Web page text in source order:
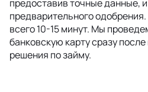
предоставив точные данные,
предварительного
всего 10-15 минут. Мы
банковскую карту сразу
решения по займу.